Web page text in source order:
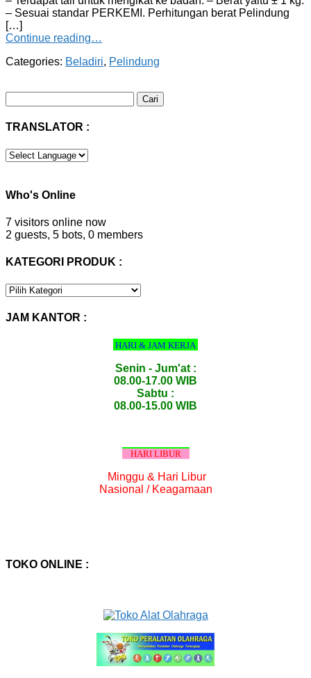
– Sesuai standar PERKEMI. Perhitungan berat Pelindung
[…]
Continue reading…
Categories: Beladiri, Pelindung
untuk:
TRANSLATOR :
Who's Online
7 visitors online now
2 guests, 5 bots, 0 members
KATEGORI PRODUK :
KATEGORI
JAM KANTOR :
HARI & JAM KERJA
Senin - Jum'at :
08.00-17.00 WIB
Sabtu :
08.00-15.00 WIB
HARI LIBUR
Minggu & Hari Libur
Nasional / Keagamaan
TOKO ONLINE :